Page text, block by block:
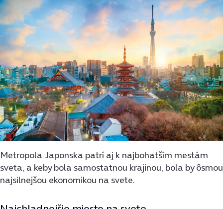
Metropola Japonska patrí aj k najbohatším mestám
sveta, a keby bola samostatnou krajinou, bola by ôsmou
najsilnejšou ekonomikou na svete.